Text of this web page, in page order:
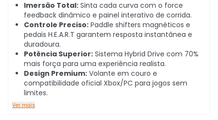
Imersão Total: Sinta cada curva com o force
feedback dinâmico e painel interativo de corrida.
Controle Preciso: Paddle shifters magnéticos e
pedais H.E.A.R.T garantem resposta instantânea e
duradoura.
Potência Superior: Sistema Hybrid Drive com 70%
mais força para uma experiência realista.
Design Premium: Volante em couro e
compatibilidade oficial Xbox/PC para jogos sem
limites.
Ver mais